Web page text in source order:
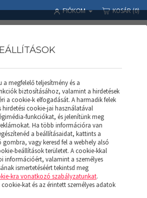
FIÓKOM KOSÁR(0)
ÁLLVÁNY
RAKLAPOS ÁLLVÁNY
a megfelelő teljesítmény és a
biztosításához, valamint a hirdetések
a cookie-k elfogadását. A harmadik felek
hirdetési cookie-jai használatával
funkciókat, és jelenítünk meg
Ha több információra van
a beállításaidat, kattints a
vagy keresd fel a webhely alsó
beállítások területet. A cookie-kkal
információért, valamint a személyes
ismertetéséért tekintsd meg
kra vonatkozó szabályzatunkat.
kat és az érintett személyes adatok